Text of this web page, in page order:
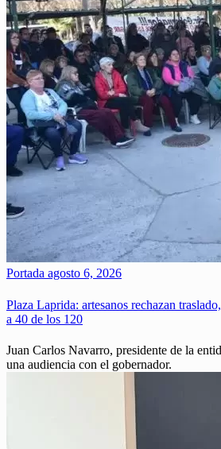
Portada agosto 6, 2026
Plaza Laprida: artesanos rechazan
a 40 de los 120
Juan Carlos Navarro, presidente de la
una audiencia con el gobernador.